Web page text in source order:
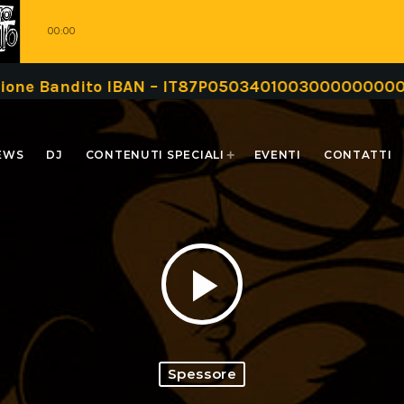
00:00
– IT87P0503401003000000000999
DJ CONTENUTI SPECIALI EVENTI CONTATTI
play_arrow
Spessore